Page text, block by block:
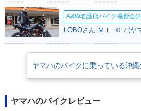
A&W名護店バイク撮影会
LOBOさん:ＭＴ−０７(ヤ
ヤマハのバイクに乗っている沖
ヤマハのバイクレビュー